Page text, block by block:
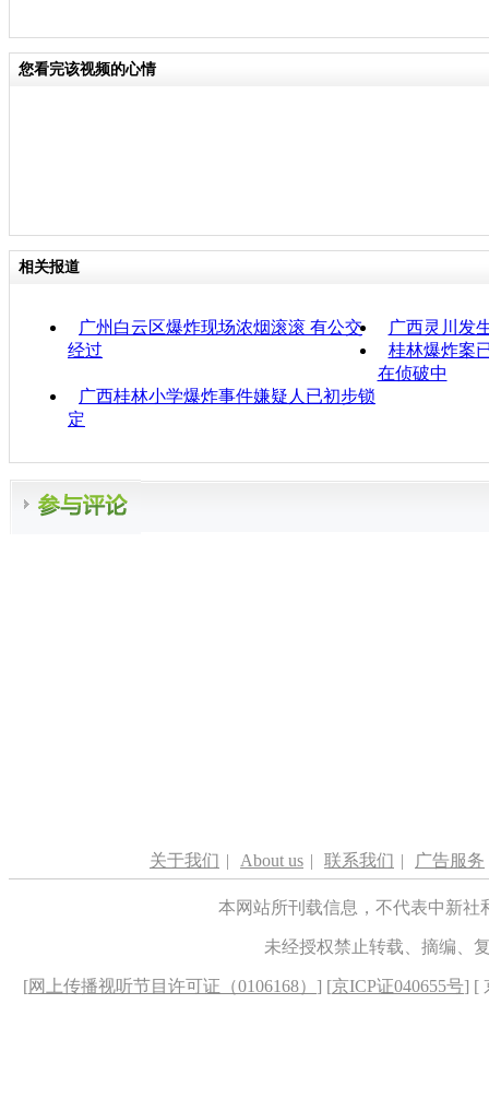
您看完该视频的心情
相关报道
广州白云区爆炸现场浓烟滚滚 有公交
经过
广西灵川发
桂林爆炸案
在侦破中
广西桂林小学爆炸事件嫌疑人已初步锁
定
关于我们 | About us | 联系我们 | 广告服务
本网站所刊载信息，不代表中新
未经授权禁止转载、摘编、
[网上传播视听节目许可证（0106168） ] [京ICP证040655号] [